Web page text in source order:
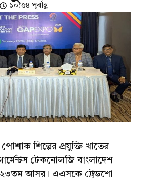
১০:৫৪ পূর্বাহ্ণ
শিল্পের প্রযুক্তি খাতের
টেকনোলজি বাংলাদেশ
২৩তম আসর। এএসকে ট্রেডশো